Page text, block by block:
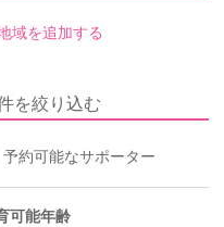
域を追加する
を絞り込む
予約可能なサポーター
可能年齢